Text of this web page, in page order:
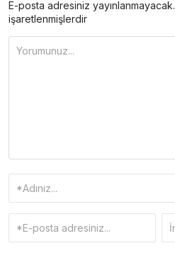
E-posta adresiniz yayınlanmayacak.
işaretlenmişlerdir